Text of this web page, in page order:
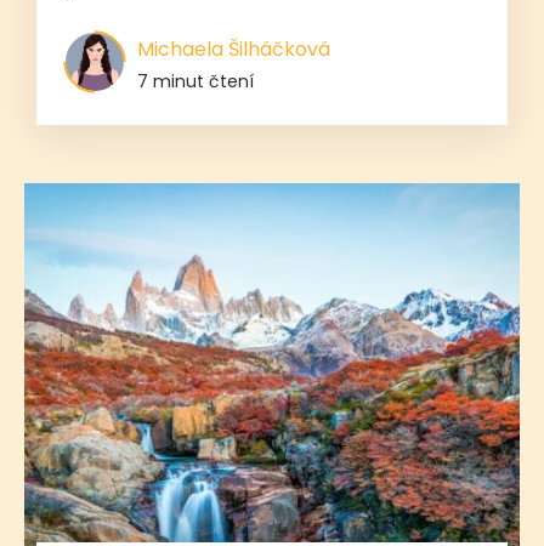
Michaela Šilháčková
7 minut čtení